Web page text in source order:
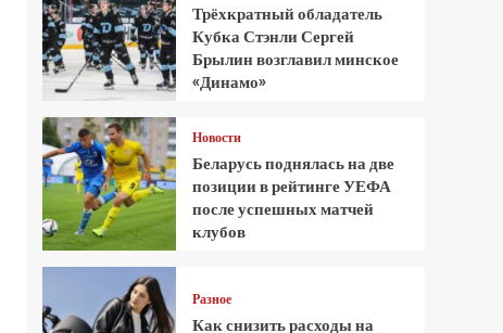
Трёхкратный обладатель
Кубка Стэнли Сергей
Брылин возглавил минское
«Динамо»
Новости
Беларусь поднялась на две
позиции в рейтинге УЕФА
после успешных матчей
клубов
Разное
Как снизить расходы на